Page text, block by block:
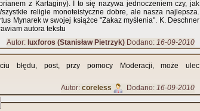
z Kartaginy). I to się nazywa jednoczeniem czy, jak
religie monoteistyczne dobre, ale nasza najlepsza.
Mynarek w swojej książce "Zakaz myślenia". K. Deschner
autora tekstu
Autor: luxforos (Stanisław Pietrzyk) Dodano: 16-09-2010
błędu, post, przy pomocy Moderacji, może ulec
Autor: coreless Dodano: 16-09-2010